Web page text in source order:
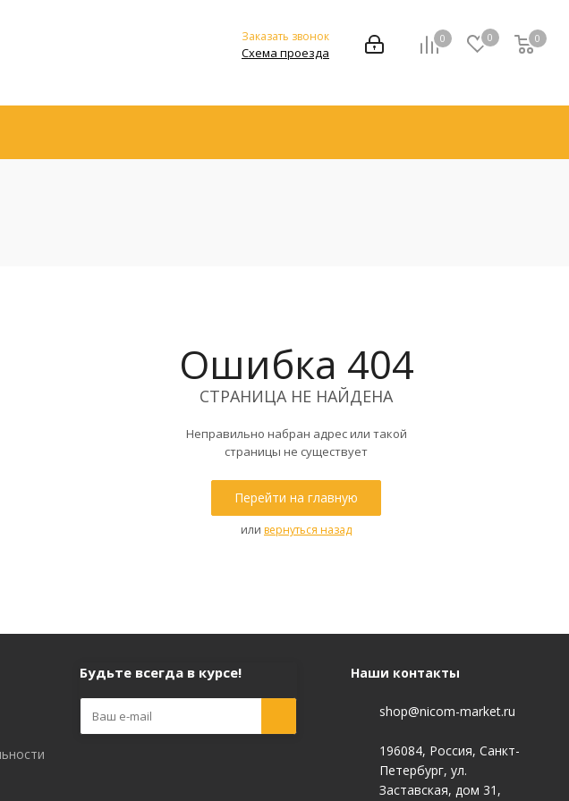
0 0 0
Заказать звонок
Схема проезда
Ошибка 404
СТРАНИЦА НЕ НАЙДЕНА
Неправильно набран адрес или такой
страницы не существует
Перейти на главную
или вернуться назад
Будьте всегда в курсе! Наши контакты
shop@nicom-market.ru
196084, Россия, Санкт-
Петербург, ул.
Заставская, дом 31,